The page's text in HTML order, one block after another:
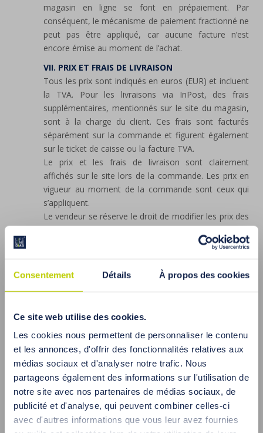
Consentement Détails À propos des cookies
Ce site web utilise des cookies.
Les cookies nous permettent de personnaliser le contenu
et les annonces, d'offrir des fonctionnalités relatives aux
médias sociaux et d'analyser notre trafic. Nous
partageons également des informations sur l'utilisation de
notre site avec nos partenaires de médias sociaux, de
publicité et d'analyse, qui peuvent combiner celles-ci
avec d'autres informations que vous leur avez fournies
magasin en ligne se font en prépaiement. Par
conséquent, le mécanisme de paiement fractionné ne
peut pas être appliqué, car aucune facture n’est
encore émise au moment de l’achat.
VII. PRIX ET FRAIS DE LIVRAISON
Tous les prix sont indiqués en euros (EUR) et incluent
la TVA. Pour les livraisons via InPost, des frais
supplémentaires, mentionnés sur le site du magasin,
sont à la charge du client. Ces frais sont facturés
séparément sur la commande et figurent également
sur le ticket de caisse ou la facture TVA.
Le prix et les frais de livraison sont clairement
affichés sur le site lors de la commande. Les prix en
vigueur au moment de la commande sont ceux qui
s’appliquent.
Le vendeur se réserve le droit de modifier les prix des
produits ou d’annuler des promotions. Toutefois, les
commandes déjà passées ne sont pas affectées par
ces modifications.
VIII. RÉDUCTIONS ET AVANTAGES
Les clients disposant d’un code partenaire peuvent
partenaire doit être saisi dans le formulaire de
commande. Les produits en promotion ne peuvent
pas être cumulés avec les réductions obtenues grâce
au code partenaire.
IX. PROTECTION DES DONNÉES PERSONNELLES,
COOKIES ET NEWSLETTER
Le responsable du traitement de vos données
personnelles est le Vendeur (Lifeline Diag Sp. z o.o.,
ayant son siège à Katowice, ul. Lubiny 10c).